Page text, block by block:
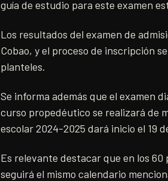
guía de estudio para este examen
Los resultados del examen de
Cobao, y el proceso de inscripción
planteles.
Se informa además que el examen
curso propedéutico se realizará de
escolar 2024-2025 dará inicio el 19
Es relevante destacar que en los
seguirá el mismo calendario